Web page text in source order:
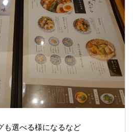
も選べる様になるなど